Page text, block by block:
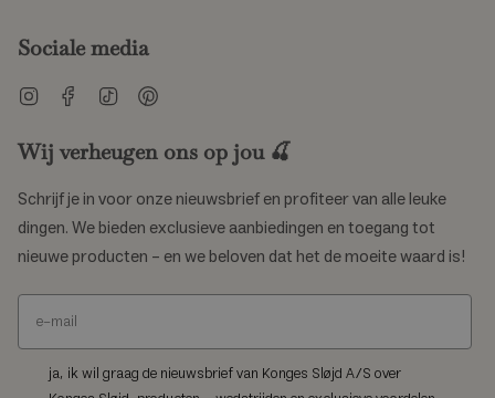
Sociale media
InstagramFacebook
TikTok
Wij verheugen ons op jou 🍒
Schrijf je in voor onze nieuwsbrief en profiteer van alle leuke
dingen. We bieden exclusieve aanbiedingen en toegang tot
nieuwe producten – en we beloven dat het de moeite waard is!
ja, ik wil graag de nieuwsbrief van Konges Sløjd A/S over